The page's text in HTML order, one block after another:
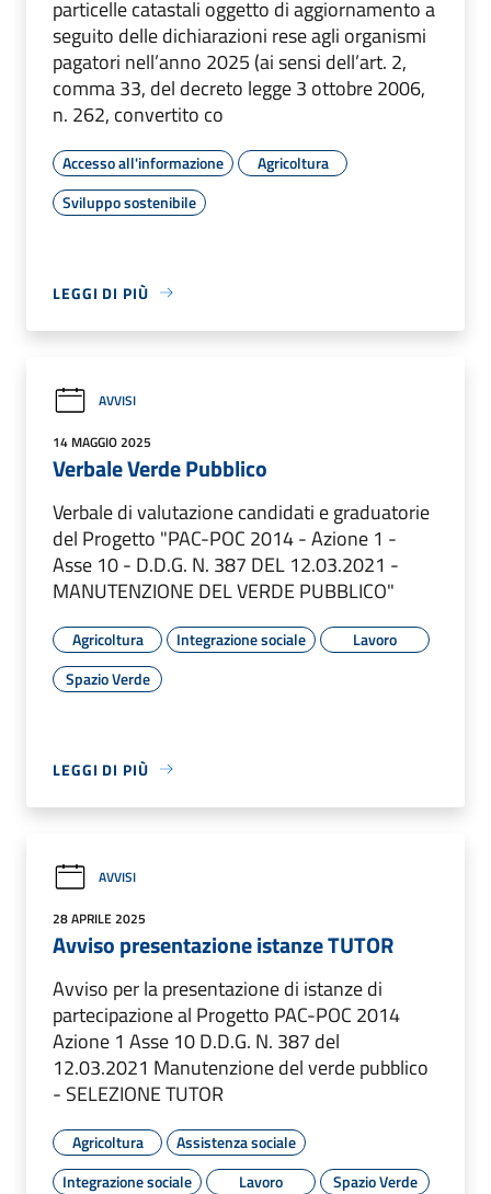
particelle catastali oggetto di aggiornamento a
seguito delle dichiarazioni rese agli organismi
pagatori nell’anno 2025 (ai sensi dell’art. 2,
comma 33, del decreto legge 3 ottobre 2006,
n. 262, convertito co
Accesso all'informazione
Agricoltura
Sviluppo sostenibile
LEGGI DI PIÙ
AVVISI
14 MAGGIO 2025
Verbale Verde Pubblico
Verbale di valutazione candidati e graduatorie
del Progetto "PAC-POC 2014 - Azione 1 -
Asse 10 - D.D.G. N. 387 DEL 12.03.2021 -
MANUTENZIONE DEL VERDE PUBBLICO"
Agricoltura Integrazione sociale
Lavoro
Spazio Verde
LEGGI DI PIÙ
AVVISI
28 APRILE 2025
Avviso presentazione istanze TUTOR
Avviso per la presentazione di istanze di
partecipazione al Progetto PAC-POC 2014
Azione 1 Asse 10 D.D.G. N. 387 del
12.03.2021 Manutenzione del verde pubblico
- SELEZIONE TUTOR
Agricoltura
Assistenza sociale
Integrazione sociale
Lavoro Spazio Verde